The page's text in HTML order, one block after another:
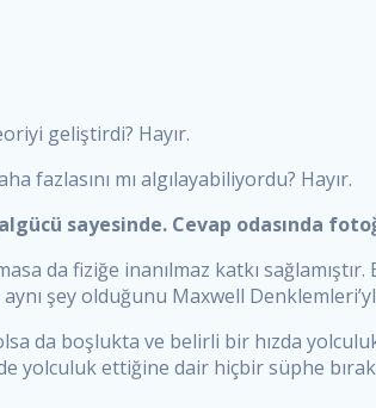
geliştirdi? Hayır.
fazlasını mı algılayabiliyordu? Hayır.
sayesinde. Cevap odasında
da fiziğe inanılmaz katkı
şey olduğunu Maxwell
da boşlukta ve belirli bir hızda
yolculuk ettiğine dair hiçbir süphe